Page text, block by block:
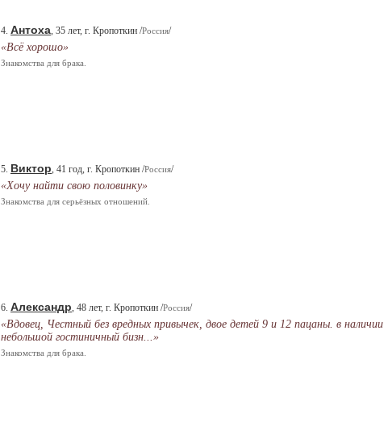
4. Антоха, 35 лет, г. Кропоткин /Россия/
«Всё хорошо»
Знакомства для брака.
5. Виктор, 41 год, г. Кропоткин /Россия/
«Хочу найти свою половинку»
Знакомства для серьёзных отношений.
6. Александр, 48 лет, г. Кропоткин /Россия/
«Вдовец, Честный без вредных привычек, двое детей 9 и 12 пацаны. в наличии
небольшой гостиничный бизн...»
Знакомства для брака.